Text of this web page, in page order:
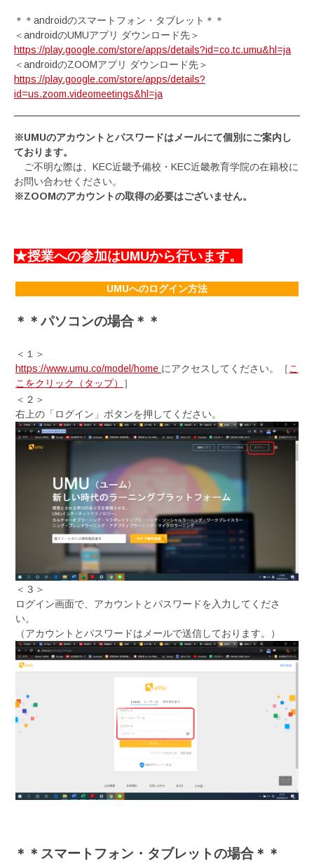
＊＊androidのスマートフォン・タブレット＊＊
＜androidのUMUアプリ ダウンロード先＞
https://play.google.com/store/apps/details?id=co.tc.umu&hl=ja
＜androidのZOOMアプリ ダウンロード先＞
https://play.google.com/store/apps/details?
id=us.zoom.videomeetings&hl=ja
※UMUのアカウントとパスワードはメールにて個別にご案内し
ております。
ご不明な際は、KEC近畿予備校・KEC近畿教育学院の在籍校に
お問い合わせください。
※ZOOMのアカウントの取得の必要はございません。
★授業への参加はUMUから行います。
UMUへのログイン方法
＊＊パソコンの場合＊＊
＜１＞
https://www.umu.co/model/home にアクセスしてください。［ こ
こをクリック（タップ）
］
＜２＞
右上の「ログイン」ボタンを押してください。
＜３＞
ログイン画面で、アカウントとパスワードを入力してくださ
い。
（アカウントとパスワードはメールで送信しております。）
＊＊スマートフォン・タブレットの場合＊＊